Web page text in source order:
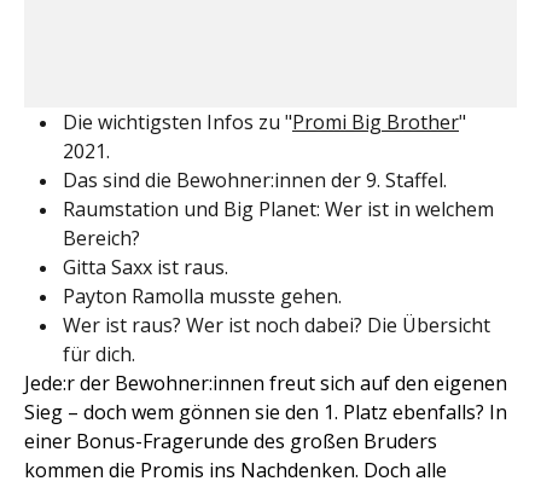
Die wichtigsten Infos zu "Promi Big Brother"
2021.
Das sind die Bewohner:innen der 9. Staffel.
Raumstation und Big Planet: Wer ist in welchem
Bereich?
Gitta Saxx ist raus.
Payton Ramolla musste gehen.
Wer ist raus? Wer ist noch dabei? Die Übersicht
für dich.
Jede:r der Bewohner:innen freut sich auf den eigenen
Sieg – doch wem gönnen sie den 1. Platz ebenfalls? In
einer Bonus-Fragerunde des großen Bruders
kommen die Promis ins Nachdenken. Doch alle